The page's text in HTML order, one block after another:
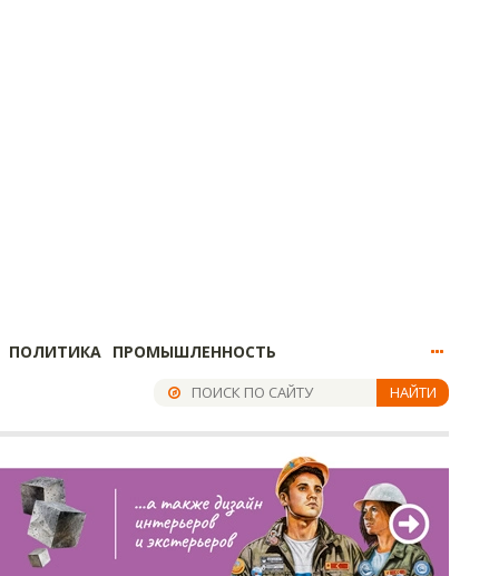
ПОЛИТИКА ПРОМЫШЛЕННОСТЬ
НАЙТИ